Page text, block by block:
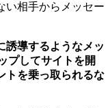
い相手からメッセー
誘導するようなメッ
プしてサイトを開
トを乗っ取られるな